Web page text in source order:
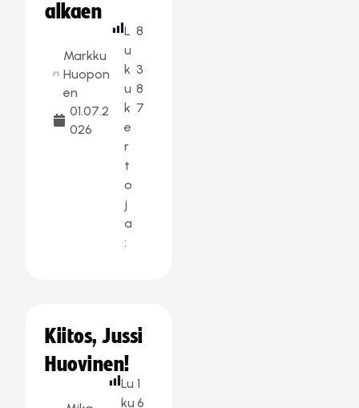
alkaen
Markku
Huopon
en
01.07.2
026
L
u
k
u
k
e
r
t
o
j
a
:
8
3
8
7
Kiitos, Jussi
Huovinen!
Lu
ku
1
6